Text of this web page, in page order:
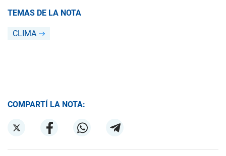
TEMAS DE LA NOTA
CLIMA
COMPARTÍ LA NOTA: